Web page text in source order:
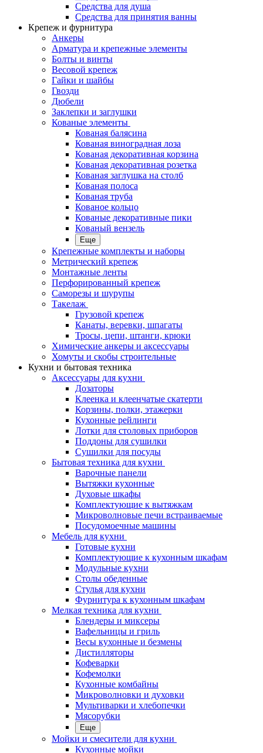
Средства для душа
Средства для принятия ванны
Крепеж и фурнитура
Анкеры
Арматура и крепежные элементы
Болты и винты
Весовой крепеж
Гайки и шайбы
Гвозди
Дюбели
Заклепки и заглушки
Кованые элементы
Кованая балясина
Кованая виноградная лоза
Кованая декоративная корзина
Кованая декоративная розетка
Кованая заглушка на столб
Кованая полоса
Кованая труба
Кованое кольцо
Кованые декоративные пики
Кованый вензель
Еще
Крепежные комплекты и наборы
Метрический крепеж
Монтажные ленты
Перфорированный крепеж
Саморезы и шурупы
Такелаж
Грузовой крепеж
Канаты, веревки, шпагаты
Тросы, цепи, штанги, крюки
Химические анкеры и аксессуары
Хомуты и скобы строительные
Кухни и бытовая техника
Аксессуары для кухни
Дозаторы
Клеенка и клеенчатые скатерти
Корзины, полки, этажерки
Кухонные рейлинги
Лотки для столовых приборов
Поддоны для сушилки
Сушилки для посуды
Бытовая техника для кухни
Варочные панели
Вытяжки кухонные
Духовые шкафы
Комплектующие к вытяжкам
Микроволновые печи встраиваемые
Посудомоечные машины
Мебель для кухни
Готовые кухни
Комплектующие к кухонным шкафам
Модульные кухни
Столы обеденные
Стулья для кухни
Фурнитура к кухонным шкафам
Мелкая техника для кухни
Блендеры и миксеры
Вафельницы и гриль
Весы кухонные и безмены
Дистилляторы
Кофеварки
Кофемолки
Кухонные комбайны
Микроволновки и духовки
Мультиварки и хлебопечки
Мясорубки
Еще
Мойки и смесители для кухни
Кухонные мойки